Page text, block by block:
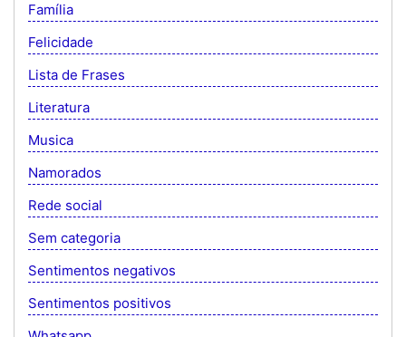
Família
Felicidade
Lista de Frases
Literatura
Musica
Namorados
Rede social
Sem categoria
Sentimentos negativos
Sentimentos positivos